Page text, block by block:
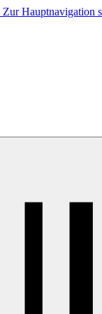
Zur Hauptnavigation